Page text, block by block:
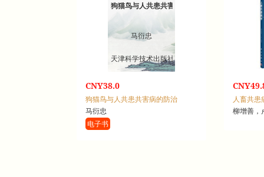
狗猫鸟与人共患共害病的防治
马衍忠
天津科学技术出版社
CNY38.0
狗猫鸟与人共患共害病的防治
马衍忠
电子书
人畜共患
柳增善，